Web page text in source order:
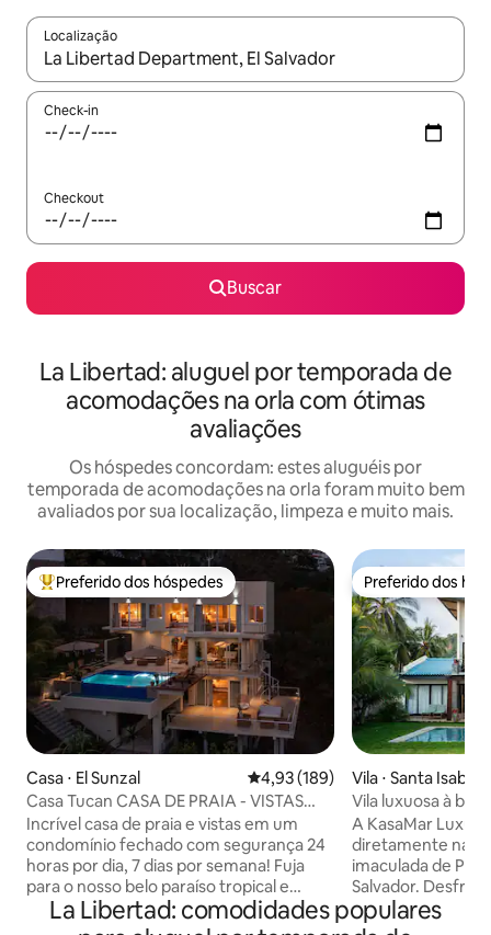
Localização
Quando os resultados estiverem disponíveis, explore-os
Check-in
Checkout
Buscar
La Libertad: aluguel por temporada de
acomodações na orla com ótimas
avaliações
Os hóspedes concordam: estes aluguéis por
temporada de acomodações na orla foram muito bem
avaliados por sua localização, limpeza e muito mais.
Entre os melhores preferidos dos hóspedes
Preferido dos hóspedes
Casa ⋅ El Sunzal 4,93 de uma avaliação média de
4,93 (189)
Casa Tucan CASA DE PRAIA - VISTAS
ESPECTACULARES DO OCEANO
Incrível casa de praia e vistas em um
condomínio fechado com segurança 24
horas por dia, 7 dias por semana! Fuja
para o nosso belo paraíso tropical e
mergulhe na magia da Casa Tucan, uma
casa de praia recentemente renovada
Preferido dos
Preferido dos
Vila ⋅ Santa Isabel
Vila luxuosa à
A KasaMar
diretamente na
imaculada de
Salvador.
deslumbrantes
no conforto do
La Libertad: comodidades populares